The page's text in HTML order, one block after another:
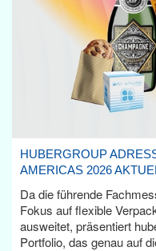
HUBERGROUP
AMERICAS 2026
Da die führende
Fokus auf flexible
ausweitet, präsentiert
Portfolio, das genau auf